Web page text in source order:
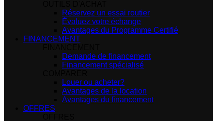
Réservez un essai routier
Évaluez votre échange
Avantages du Programme Certifié
FINANCEMENT
Demande de financement
Financement spécialisé
Louer ou acheter?
Avantages de la location
Avantages du financement
OFFRES